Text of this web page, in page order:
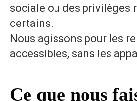
sociale ou des privilèges
certains.
Nous agissons pour les
accessibles, sans les
Ce que nous